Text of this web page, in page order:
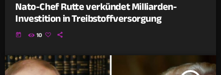
Nato-Chef Rutte verkündet Milliarden-
Investition in Treibstoffversorgung
today 10